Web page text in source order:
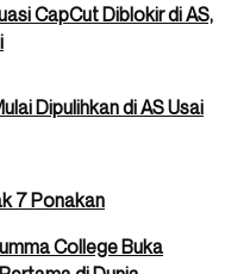
CapCut Diblokir di AS,
Dipulihkan di AS Usai
7 Ponakan
College Buka